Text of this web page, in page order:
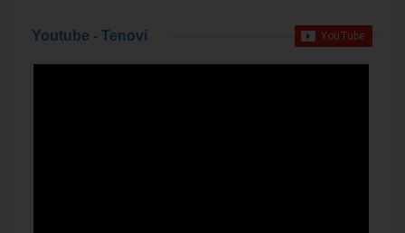
Youtube - Tenovi